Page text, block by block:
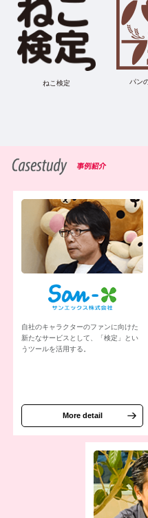
ねこ検定 パン
自社のキャラクターのファンに向けた
新たなサービスとして、「検定」とい
うツールを活用する。
More detail